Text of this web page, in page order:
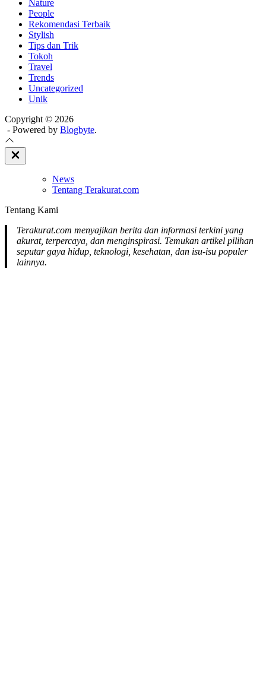
Nature
People
Rekomendasi Terbaik
Stylish
Tips dan Trik
Tokoh
Travel
Trends
Uncategorized
Unik
Copyright © 2026
- Powered by Blogbyte.
Close
Off
News
Tentang Terakurat.com
Tentang Kami
Terakurat.com menyajikan berita dan informasi terkini yang
akurat, terpercaya, dan menginspirasi. Temukan artikel pilihan
seputar gaya hidup, teknologi, kesehatan, dan isu-isu populer
lainnya.